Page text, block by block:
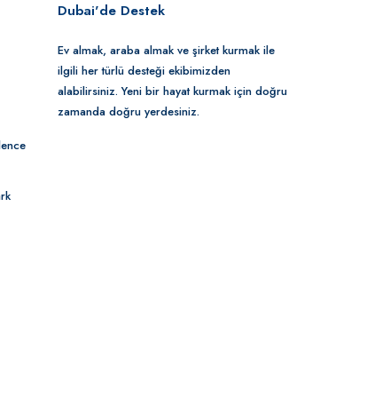
Dubai'de Destek
Ev almak, araba almak ve şirket kurmak ile
ilgili her türlü desteği ekibimizden
alabilirsiniz. Yeni bir hayat kurmak için doğru
zamanda doğru yerdesiniz.